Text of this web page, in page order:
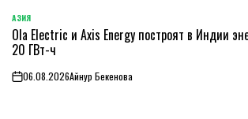
ОПУБЛИКОВАНО
В
АЗИЯ
Ola Electric и Axis Energy построят в Индии
20 ГВт-ч
on06.08.2026Айнур Бекенова